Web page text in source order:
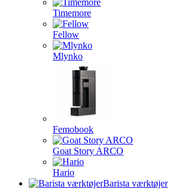
Timemore
Fellow
Mlynko
Femobook
Goat Story ARCO
Hario
Barista værktøjer